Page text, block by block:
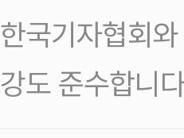
한국기자협회
강도 준수합니